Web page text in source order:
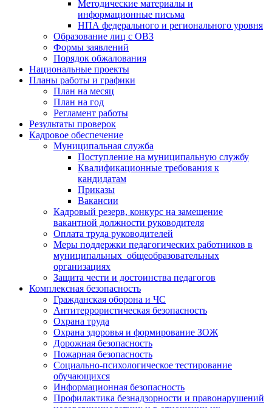
Методические материалы и
информационные письма
НПА федерального и регионального уровня
Образование лиц с ОВЗ
Формы заявлений
Порядок обжалования
Национальные проекты
Планы работы и графики
План на месяц
План на год
Регламент работы
Результаты проверок
Кадровое обеспечение
Муниципальная служба
Поступление на муниципальную службу
Квалификационные требования к
кандидатам
Приказы
Вакансии
Кадровый резерв, конкурс на замещение
вакантной должности руководителя
Оплата труда руководителей
Меры поддержки педагогических работников в
муниципальных общеобразовательных
организациях
Защита чести и достоинства педагогов
Комплексная безопасность
Гражданская оборона и ЧС
Антитеррористическая безопасность
Охрана труда
Охрана здоровья и формирование ЗОЖ
Дорожная безопасность
Пожарная безопасность
Социально-психологическое тестирование
обучающихся
Информационная безопасность
Профилактика безнадзорности и правонарушений